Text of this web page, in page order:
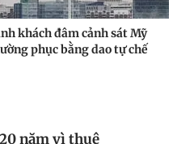
khách đâm cảnh sát Mỹ
phục bằng dao tự chế
năm vì thuê